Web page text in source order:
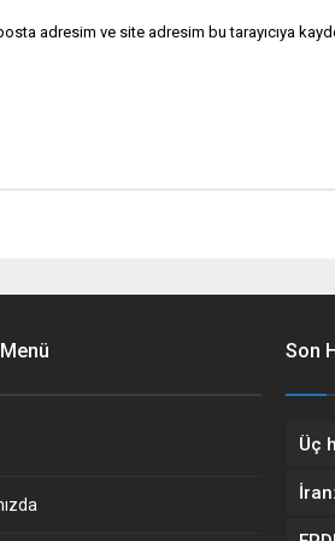
adresim ve site adresim bu tarayıcıya
Son
Üç